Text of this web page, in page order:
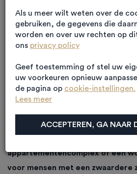
appartementencomplex of een
voor mensen met een zwaardere
Als u meer wilt weten over de
gebruiken, de gegevens die
worden en over uw rechten op
ons privacy policy
Geef toestemming of stel uw
uw voorkeuren opnieuw
de pagina op cookie-instellingen.
Lees meer
ACCEPTEREN, GA NAAR